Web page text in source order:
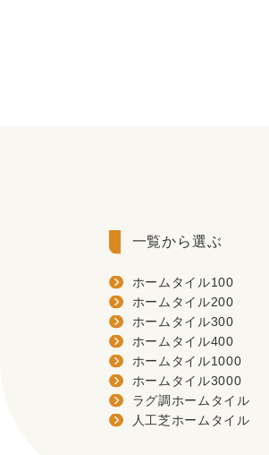
一覧から選ぶ
ホームタイル100
ホームタイル200
ホームタイル300
ホームタイル400
ホームタイル1000
ホームタイル3000
ラグ調ホームタイル
人工芝ホームタイル